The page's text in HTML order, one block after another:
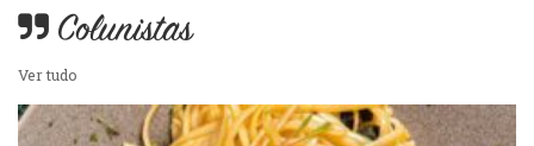
Colunistas
Ver tudo